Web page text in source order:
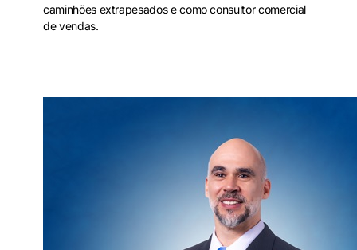
caminhões extrapesados e como consultor comercial
de vendas.